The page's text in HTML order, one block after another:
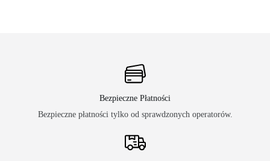
Bezpieczne Płatności
Bezpieczne płatności tylko od sprawdzonych operatorów.